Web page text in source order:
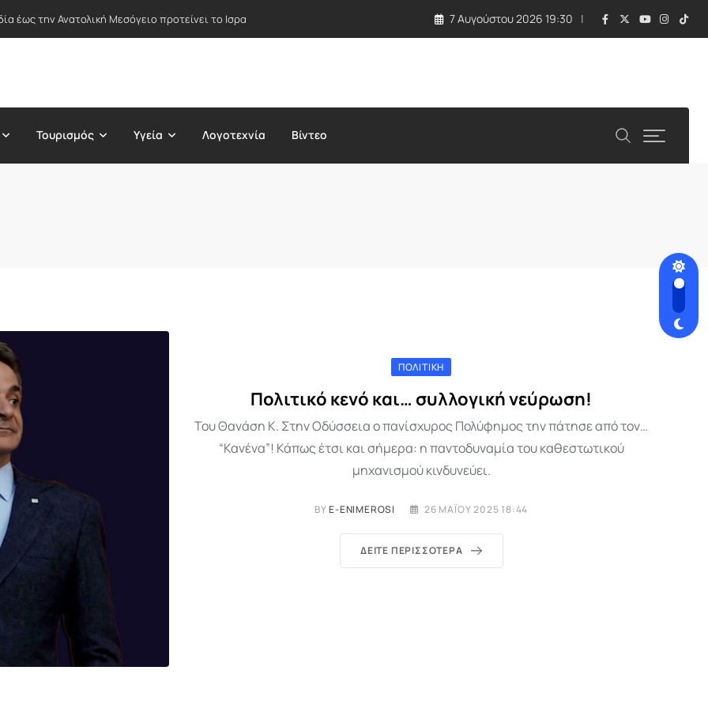
έως την Ανατολική Μεσόγειο προτείνει το Ισραήλ – Στο επίκεντρο Ελλάδα και Κύπρος 7 Αυγούστου 2026 19:30
Τουρισμός Υγεία Λογοτεχνία Βίντεο
ΠΟΛΙΤΙΚΉ
Πολιτικό κενό και… συλλογική νεύρωση!​​​
Του Θανάση Κ. Στην Οδύσσεια ο πανίσχυρος Πολύφημος την πάτησε από τον…
“Κανένα”! Κάπως έτσι και σήμερα: η παντοδυναμία του καθεστωτικού
μηχανισμού κινδυνεύει.
BYE-ENIMEROSI 26 ΜΑΪ́ΟΥ 2025 18:44
ΔΕΊΤΕ ΠΕΡΙΣΣΌΤΕΡΑ